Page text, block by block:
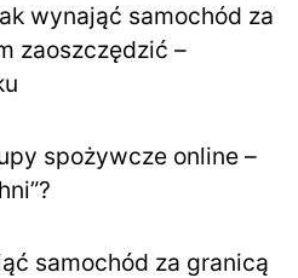
wynająć samochód za
zaoszczędzić –
spożywcze online –
samochód za granicą